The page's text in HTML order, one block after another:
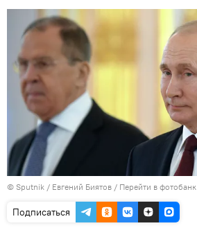
© Sputnik / Евгений Биятов / Перейти в фотобанк
Подписаться